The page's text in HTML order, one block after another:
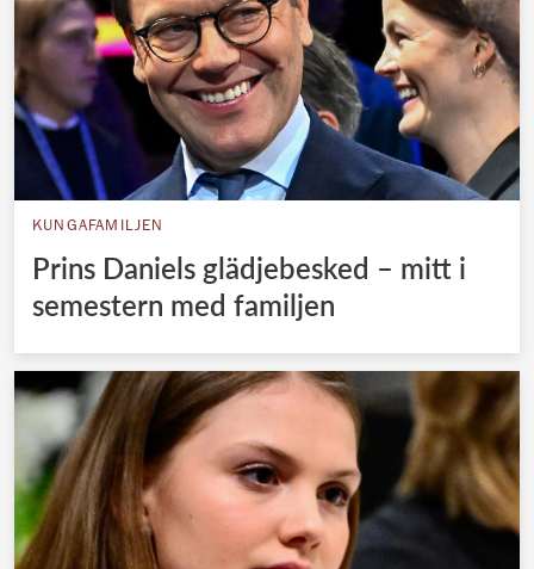
KUNGAFAMILJEN
Prins Daniels glädjebesked – mitt i
semestern med familjen